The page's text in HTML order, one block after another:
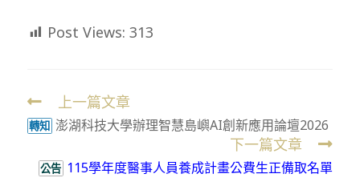
Post Views: 313
Read
more
上一篇文章
轉知 澎湖科技大學辦理智慧島嶼AI創新應用論壇2026
下一篇文章
公告 115學年度醫事人員養成計畫公費生正備取名單